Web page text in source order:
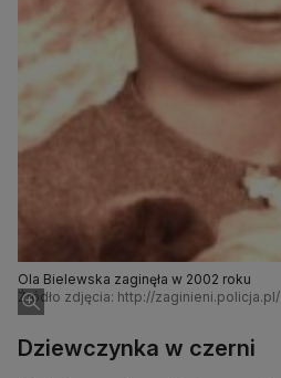
Ola Bielewska zaginęła w 2002 roku
Źródło zdjęcia: http://zaginieni.policja.pl/
Dziewczynka w czerni